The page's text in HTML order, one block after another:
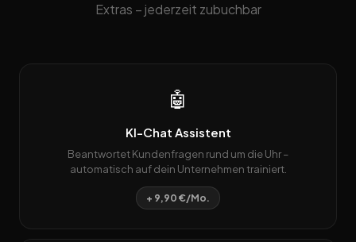
Extras – jederzeit zubuchbar
🤖
KI-Chat Assistent
Beantwortet Kundenfragen rund um die Uhr –
automatisch auf dein Unternehmen trainiert.
+ 9,90 €/Mo.